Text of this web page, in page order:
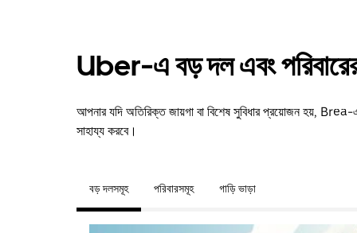
Uber-এ বড় দল এবং
আপনার যদি অতিরিক্ত জায়গা বা বিশেষ সুবিধার প্রয়োজন হয়,
সাহায্য করবে।
বড় দলসমূহ পরিবারসমূহ গাড়ি ভাড়া